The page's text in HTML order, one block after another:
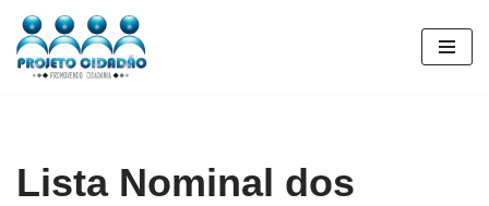
Pular
Lista Nominal dos